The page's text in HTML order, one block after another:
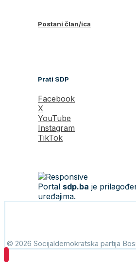
Postani član/ica
Prati SDP
Facebook
X
YouTube
Instagram
TikTok
Portal sdp.ba je
uređajima.
© 2026 Socijaldemokratska partija